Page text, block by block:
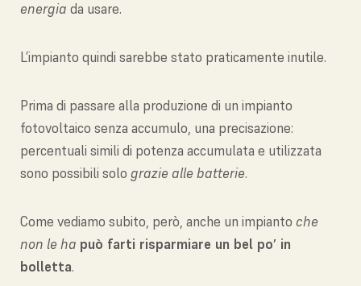
energia da usare.
L’impianto quindi sarebbe stato praticamente inutile.
Prima di passare alla produzione di un impianto
fotovoltaico senza accumulo, una precisazione:
percentuali simili di potenza accumulata e utilizzata
sono possibili solo grazie alle batterie.
Come vediamo subito, però, anche un impianto che
non le ha può farti risparmiare un bel po’ in
bolletta.